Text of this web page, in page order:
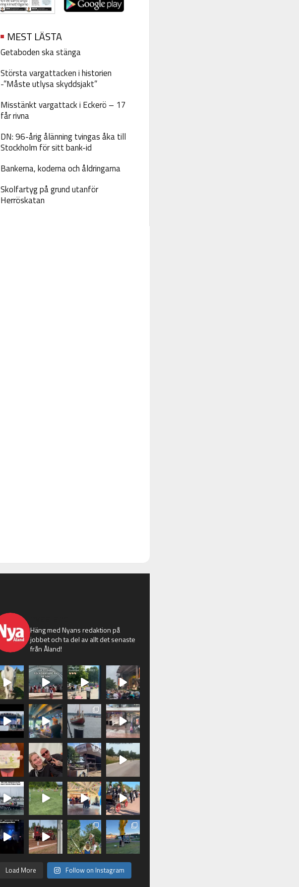
MEST LÄSTA
Getaboden ska stänga
Största vargattacken i historien
-”Måste utlysa skyddsjakt”
Misstänkt vargattack i Eckerö – 17
får rivna
DN: 96-årig ålänning tvingas åka till
Stockholm för sitt bank-id
Bankerna, koderna och åldringarna
Skolfartyg på grund utanför
Herröskatan
Häng med Nyans redaktion på
jobbet och ta del av allt det senaste
från Åland!
Load More Follow on Instagram